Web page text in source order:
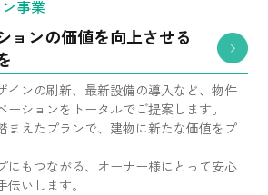
事業
ョンの価値を向上させる
インの刷新、最新設備の導入など、物件
ーションをトータルでご提案します。
まえたプランで、建物に新たな価値をプ
にもつながる、オーナー様にとって安心
いします。